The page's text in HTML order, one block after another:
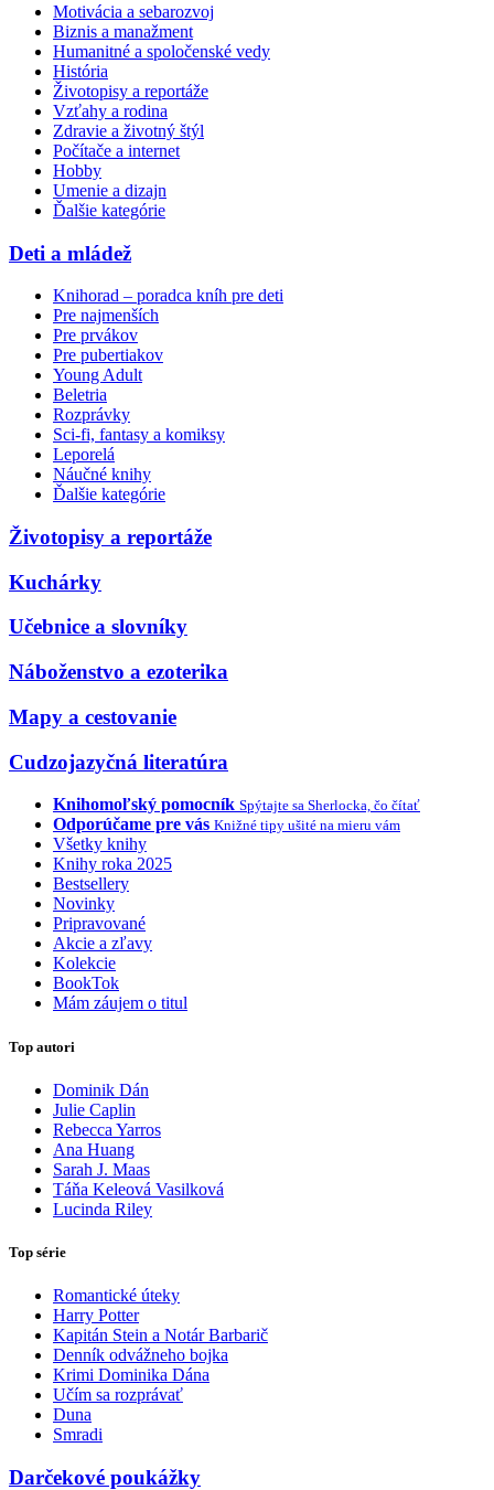
Motivácia a sebarozvoj
Biznis a manažment
Humanitné a spoločenské vedy
História
Životopisy a reportáže
Vzťahy a rodina
Zdravie a životný štýl
Počítače a internet
Hobby
Umenie a dizajn
Ďalšie kategórie
Deti a mládež
Knihorad – poradca kníh pre deti
Pre najmenších
Pre prvákov
Pre pubertiakov
Young Adult
Beletria
Rozprávky
Sci-fi, fantasy a komiksy
Leporelá
Náučné knihy
Ďalšie kategórie
Životopisy a reportáže
Kuchárky
Učebnice a slovníky
Náboženstvo a ezoterika
Mapy a cestovanie
Cudzojazyčná literatúra
Knihomoľský pomocník Spýtajte sa Sherlocka, čo čítať
Odporúčame pre vás Knižné tipy ušité na mieru vám
Všetky knihy
Knihy roka 2025
Bestsellery
Novinky
Pripravované
Akcie a zľavy
Kolekcie
BookTok
Mám záujem o titul
Top autori
Dominik Dán
Julie Caplin
Rebecca Yarros
Ana Huang
Sarah J. Maas
Táňa Keleová Vasilková
Lucinda Riley
Top série
Romantické úteky
Harry Potter
Kapitán Stein a Notár Barbarič
Denník odvážneho bojka
Krimi Dominika Dána
Učím sa rozprávať
Duna
Smradi
Darčekové poukážky